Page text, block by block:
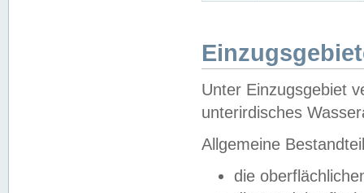
Unter Einzugsgebiet
unterirdisches
Allgemeine
die